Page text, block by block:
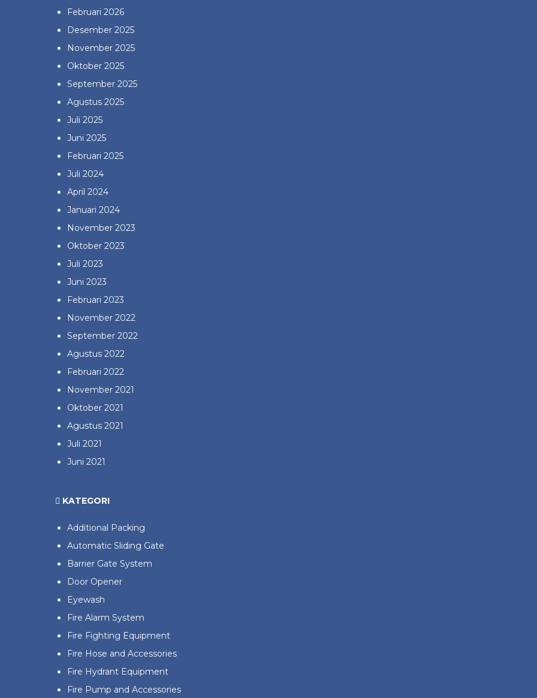
Februari 2026
Desember 2025
November 2025
Oktober 2025
September 2025
Agustus 2025
Juli 2025
Juni 2025
Februari 2025
Juli 2024
April 2024
Januari 2024
November 2023
Oktober 2023
Juli 2023
Juni 2023
Februari 2023
November 2022
September 2022
Agustus 2022
Februari 2022
November 2021
Oktober 2021
Agustus 2021
Juli 2021
Juni 2021
KATEGORI
Additional Packing
Automatic Sliding Gate
Barrier Gate System
Door Opener
Eyewash
Fire Alarm System
Fire Fighting Equipment
Fire Hose and Accessories
Fire Hydrant Equipment
Fire Pump and Accessories